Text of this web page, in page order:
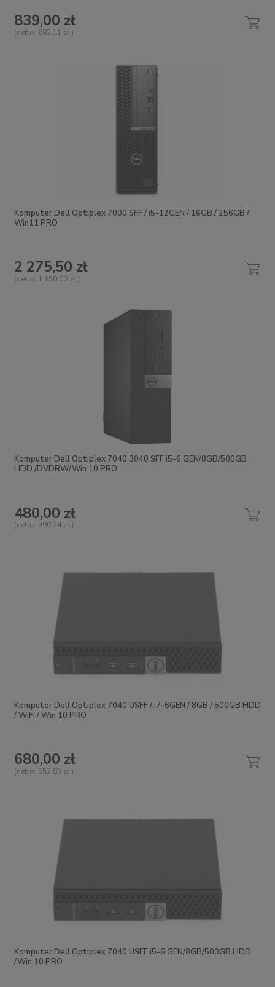
839,00 zł
(netto: 682,11 zł )
Komputer Dell Optiplex 7000 SFF / i5-12GEN / 16GB / 256GB /
Win11 PRO
2 275,50 zł
(netto: 1 850,00 zł )
Komputer Dell Optiplex 7040 3040 SFF i5-6 GEN/8GB/500GB
HDD /DVDRW/Win 10 PRO
480,00 zł
(netto: 390,24 zł )
Komputer Dell Optiplex 7040 USFF / i7-6GEN / 8GB / 500GB HDD
/ WiFi / Win 10 PRO
680,00 zł
(netto: 552,85 zł )
Komputer Dell Optiplex 7040 USFF i5-6 GEN/8GB/500GB HDD
/Win 10 PRO